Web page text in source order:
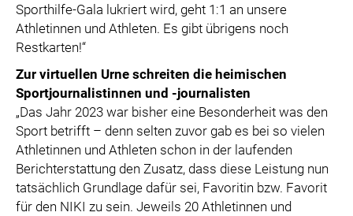
Sporthilfe-Gala lukriert wird, geht 1:1 an unsere
Athletinnen und Athleten. Es gibt übrigens noch
Restkarten!“
Zur virtuellen Urne schreiten die heimischen
Sportjournalistinnen und -journalisten
„Das Jahr 2023 war bisher eine Besonderheit was den
Sport betrifft – denn selten zuvor gab es bei so vielen
Athletinnen und Athleten schon in der laufenden
Berichterstattung den Zusatz, dass diese Leistung nun
tatsächlich Grundlage dafür sei, Favoritin bzw. Favorit
für den NIKI zu sein. Jeweils 20 Athletinnen und